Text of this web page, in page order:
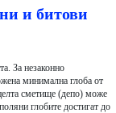
и битови
За незаконно
минимална глоба от
сметище (депо) може
глобите достигат до